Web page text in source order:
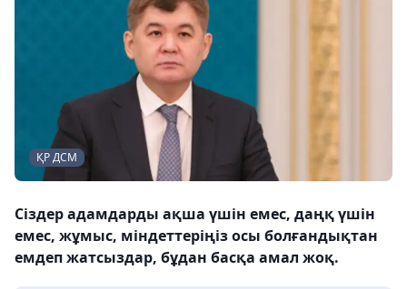
ҚР ДСМ
Сіздер адамдарды ақша үшін емес, даңқ үшін
емес, жұмыс, міндеттеріңіз осы болғандықтан
емдеп жатсыздар, бұдан басқа амал жоқ.